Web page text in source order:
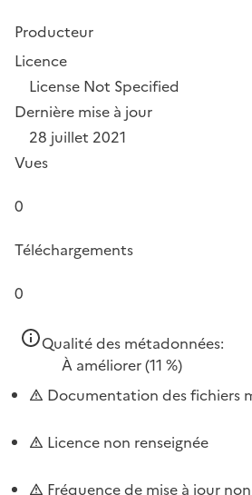
Producteur
Licence
License Not Specified
Dernière mise à jour
28 juillet 2021
Vues
0
Téléchargements
0
Qualité des métadonnées:
À améliorer(11 %)
Documentation des fichiers
Licence non renseignée
Fréquence de mise à jour